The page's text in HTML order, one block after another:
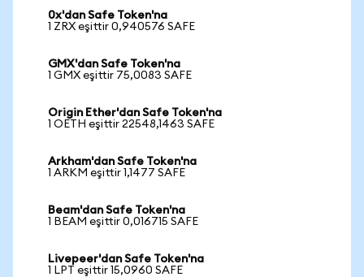
0x'dan Safe Token'na
1 ZRX eşittir 0,940576 SAFE
GMX'dan Safe Token'na
1 GMX eşittir 75,0083 SAFE
Origin Ether'dan Safe Token'na
1 OETH eşittir 22548,1463 SAFE
Arkham'dan Safe Token'na
1 ARKM eşittir 1,1477 SAFE
Beam'dan Safe Token'na
1 BEAM eşittir 0,016715 SAFE
Livepeer'dan Safe Token'na
1 LPT eşittir 15,0960 SAFE